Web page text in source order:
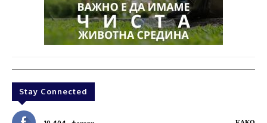
Stay Connected